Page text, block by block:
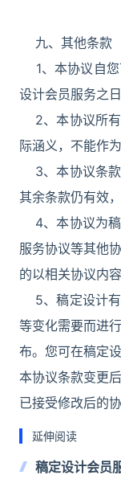
九、其他条款
1、本协议自您
设计会员服务之日
2、本协议所有
际涵义，不能作
3、本协议条款
其余条款仍有效
4、本协议为稿
服务协议等其他
的以相关协议内容
5、稿定设计有
等变化需要而进
布。您可在稿定
本协议条款变更
已接受修改后的协
延伸阅读
稿定设计会员